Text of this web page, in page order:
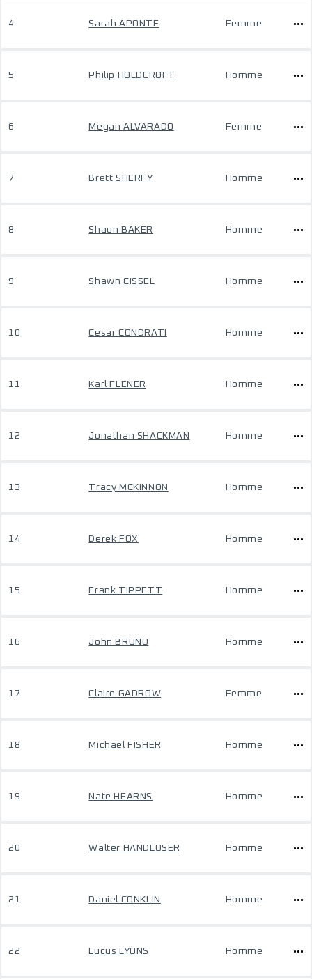
4 Sarah APONTE Femme
5 Philip HOLDCROFT Homme
6 Megan ALVARADO Femme
7 Brett SHERFY Homme
8 Shaun BAKER Homme
9 Shawn CISSEL Homme
10 Cesar CONDRATI Homme
11 Karl FLENER Homme
12 Jonathan SHACKMAN Homme
13 Tracy MCKINNON Homme
14 Derek FOX Homme
15 Frank TIPPETT Homme
16 John BRUNO Homme
17 Claire GADROW Femme
18 Michael FISHER Homme
19 Nate HEARNS Homme
20 Walter HANDLOSER Homme
21 Daniel CONKLIN Homme
22 Lucus LYONS Homme